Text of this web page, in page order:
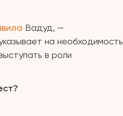
Вадуд, —
на необходимость
в роли